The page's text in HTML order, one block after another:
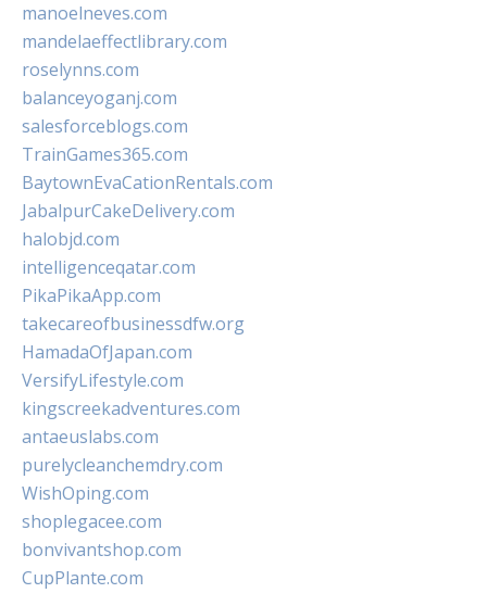
manoelneves.com
mandelaeffectlibrary.com
roselynns.com
balanceyoganj.com
salesforceblogs.com
TrainGames365.com
BaytownEvaCationRentals.com
JabalpurCakeDelivery.com
halobjd.com
intelligenceqatar.com
PikaPikaApp.com
takecareofbusinessdfw.org
HamadaOfJapan.com
VersifyLifestyle.com
kingscreekadventures.com
antaeuslabs.com
purelycleanchemdry.com
WishOping.com
shoplegacee.com
bonvivantshop.com
CupPlante.com